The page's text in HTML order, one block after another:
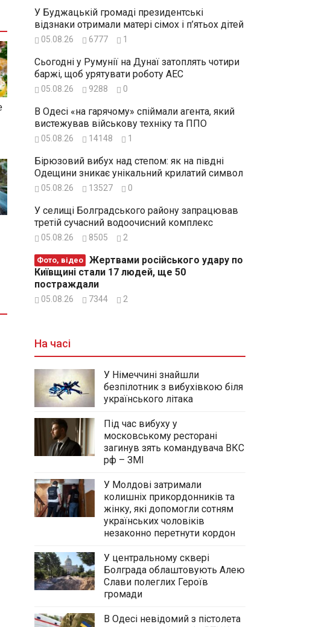
У Буджацькій громаді президентські
відзнаки отримали матері сімох і п’ятьох дітей
05.08.26 6777 1
Сьогодні у Румунії на Дунаї затоплять чотири
баржі, щоб урятувати роботу АЕС
05.08.26 9288 0
В Одесі «на гарячому» спіймали агента, який
вистежував військову техніку та ППО
05.08.26 14148 1
Бірюзовий вибух над степом: як на півдні
Одещини зникає унікальний крилатий символ
05.08.26 13527 0
У селищі Болградського району запрацював
третій сучасний водоочисний комплекс
05.08.26 8505 2
Фото, відео
Київщині стали 17 людей, ще 50
постраждали
05.08.26 7344 2
На часі
У Німеччині знайшли
безпілотник з вибухівкою біля
українського літака
Під час вибуху у
московському ресторані
загинув зять командувача ВКС
рф – ЗМІ
У Молдові затримали
колишніх прикордонників та
жінку, які допомогли сотням
українських чоловіків
незаконно перетнути кордон
У центральному сквері
Болграда облаштовують Алею
Слави полеглих Героїв
громади
В Одесі невідомий з пістолета